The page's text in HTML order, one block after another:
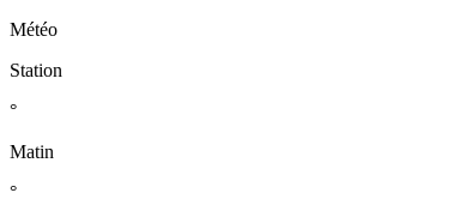
Météo
Station
°
Matin
°